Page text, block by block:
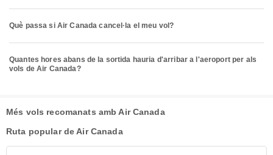
Què passa si Air Canada cancel·la el meu vol?
Quantes hores abans de la sortida hauria d'arribar a l'aeroport per als
vols de Air Canada?
Més vols recomanats amb Air Canada
Ruta popular de Air Canada